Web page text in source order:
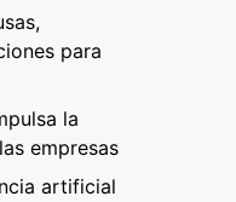
para
la
empresas
artificial